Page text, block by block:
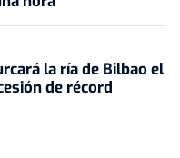
la ría de Bilbao el
de récord